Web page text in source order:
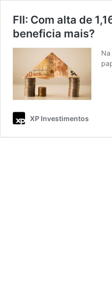
FII: Com alta de
beneficia mais?
XP Investimentos